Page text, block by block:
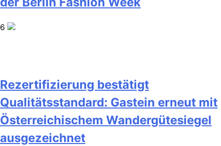
6
Rezertifizierung bestätigt
Qualitätsstandard: Gastein erneut mit
Österreichischem Wandergütesiegel
ausgezeichnet